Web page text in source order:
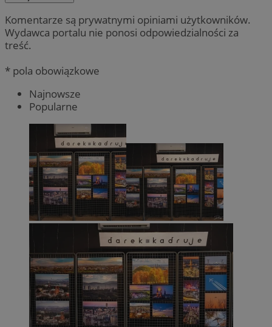
Komentarze są prywatnymi opiniami użytkowników.
Wydawca portalu nie ponosi odpowiedzialności za
treść.
* pola obowiązkowe
Najnowsze
Popularne